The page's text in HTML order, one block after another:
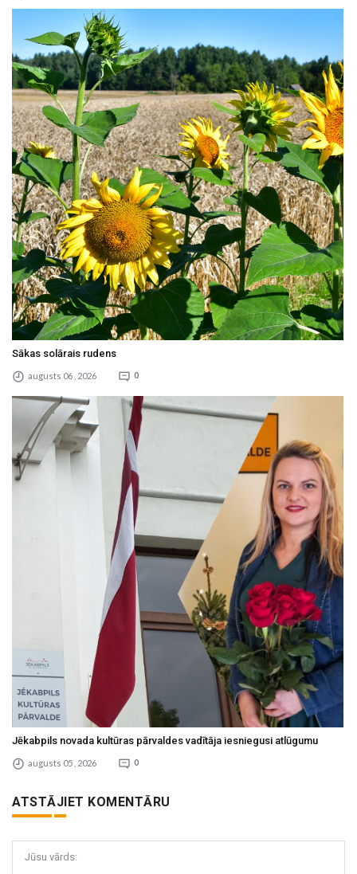
Sākas solārais rudens
augusts 06 , 2026 0
Jēkabpils novada kultūras pārvaldes vadītāja iesniegusi atlūgumu
augusts 05 , 2026 0
ATSTĀJIET KOMENTĀRU
Jūsu vārds: